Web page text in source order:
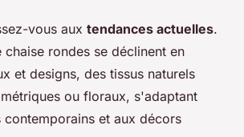
vous aux tendances actuelles.
chaise rondes se déclinent en
et designs, des tissus naturels
ou floraux, s'adaptant
contemporains et aux décors